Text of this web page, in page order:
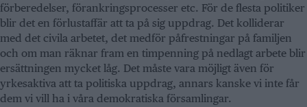
förberedelser, förankringsprocesser etc. För de flesta politiker
blir det en förlustaffär att ta på sig uppdrag. Det kolliderar
med det civila arbetet, det medför påfrestningar på familjen
och om man räknar fram en timpenning på nedlagt arbete blir
ersättningen mycket låg. Det måste vara möjligt även för
yrkesaktiva att ta politiska uppdrag, annars kanske vi inte får
dem vi vill ha i våra demokratiska församlingar.